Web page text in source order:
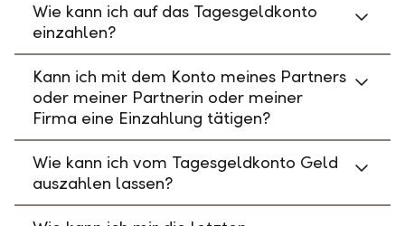
Wie kann ich auf das Tagesgeldkonto
einzahlen?
Kann ich mit dem Konto meines Partners
oder meiner Partnerin oder meiner
Firma eine Einzahlung tätigen?
Wie kann ich vom Tagesgeldkonto Geld
auszahlen lassen?